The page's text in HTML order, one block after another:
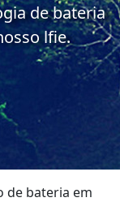
de bateria
lfie.
de bateria em